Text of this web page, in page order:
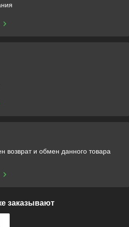
возврат и обмен данного товара
заказывают